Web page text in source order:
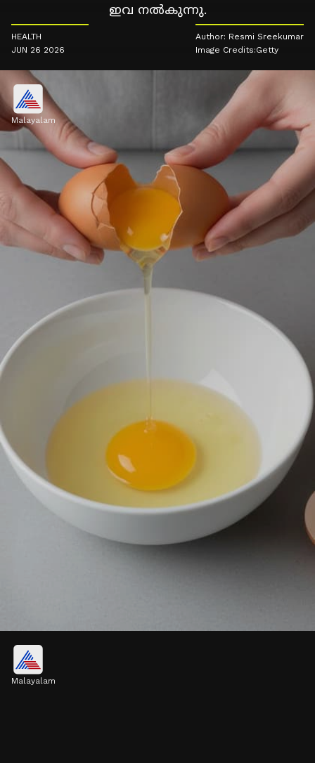
ഇവ നൽകുന്നു.
HEALTH
JUN 26 2026
Author: Resmi Sreekumar
Image Credits:Getty
Malayalam
ഒരു മുട്ടയിൽ ഏകദേശം 6 ഗ്രാം പ്രോട്ടീൻ
Malayalam